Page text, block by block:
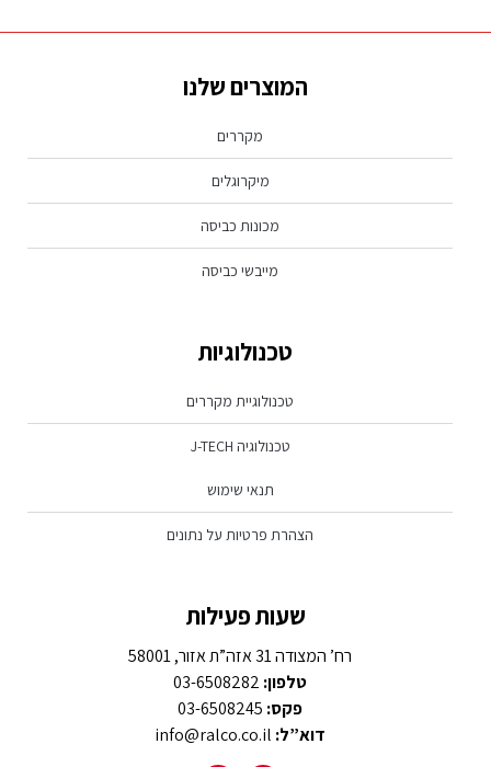
המוצרים שלנו
מקררים
מיקרוגלים
מכונות כביסה
מייבשי כביסה
טכנולוגיות
טכנולוגיית מקררים
טכנולוגיה J-TECH
תנאי שימוש
הצהרת פרטיות על נתונים
שעות פעילות
רח’ המצודה 31 אזה”ת אזור, 58001
טלפון:
פקס:
דוא”ל: